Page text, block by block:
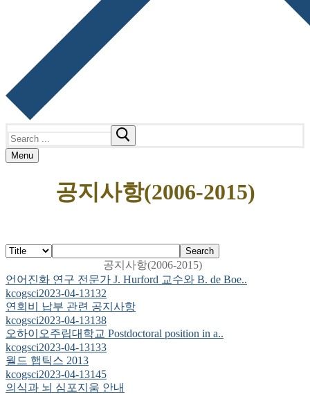
for:
Menu
공지사항(2006-2015)
Search
공지사항(2006-2015)
언어진화 연구 전문가 J. Hurford 교수와 B. de Boe..
kcogsci2023-04-13132
연회비 납부 관련 공지사항
kcogsci2023-04-13138
오하이오주립대학교 Postdoctoral position in a..
kcogsci2023-04-13133
월드 햅틱스 2013
kcogsci2023-04-13145
의식과 뇌 심포지움 안내